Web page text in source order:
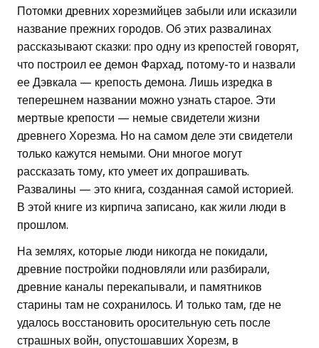
Потомки древних хорезмийцев забыли или исказили
название прежних городов. Об этих развалинах
рассказывают сказки: про одну из крепостей говорят,
что построил ее демон Фархад, потому-то и назвали
ее Дэвкала — крепость демона. Лишь изредка в
теперешнем названии можно узнать старое. Эти
мертвые крепости — немые свидетели жизни
древнего Хорезма. Но на самом деле эти свидетели
только кажутся немыми. Они многое могут
рассказать тому, кто умеет их допрашивать.
Развалины — это книга, созданная самой историей.
В этой книге из кирпича записано, как жили люди в
прошлом.
На землях, которые люди никогда не покидали,
древние постройки подновляли или разбирали,
древние каналы перекапывали, и памятников
старины там не сохранилось. И только там, где не
удалось восстановить оросительную сеть после
страшных войн, опустошавших Хорезм, в